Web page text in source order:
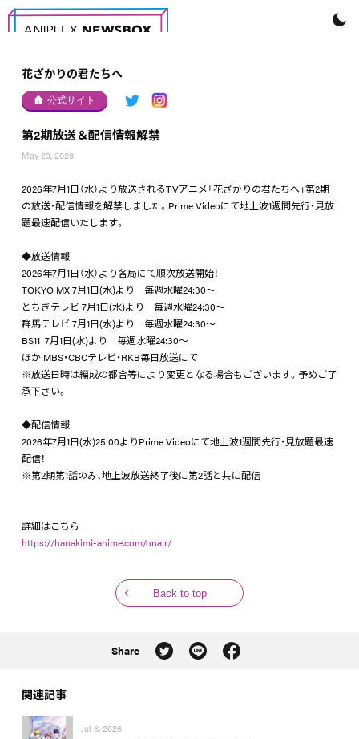
花ざかりの君たちへ
公式サイト
第2期放送＆配信情報解禁
May 23, 2026
2026年7月1日（水）より放送されるTVアニメ「花ざかりの君たちへ」第2期
の放送・配信情報を解禁しました。Prime Videoにて地上波1週間先行・見放
題最速配信いたします。
◆放送情報
2026年7月1日（水）より各局にて順次放送開始！
TOKYO MX 7月1日(水)より 毎週水曜24:30～
とちぎテレビ 7月1日(水)より 毎週水曜24:30～
群馬テレビ 7月1日(水)より 毎週水曜24:30～
BS11 7月1日(水)より 毎週水曜24:30～
ほか MBS・CBCテレビ・RKB毎日放送にて
※放送日時は編成の都合等により変更となる場合もございます。予めご了
承下さい。
◆配信情報
2026年7月1日(水)25:00よりPrime Videoにて地上波1週間先行・見放題最速
配信！
※第2期第1話のみ、地上波放送終了後に第2話と共に配信
詳細はこちら
https://hanakimi-anime.com/onair/
Back to top
Share
関連記事
Jul 6, 2026